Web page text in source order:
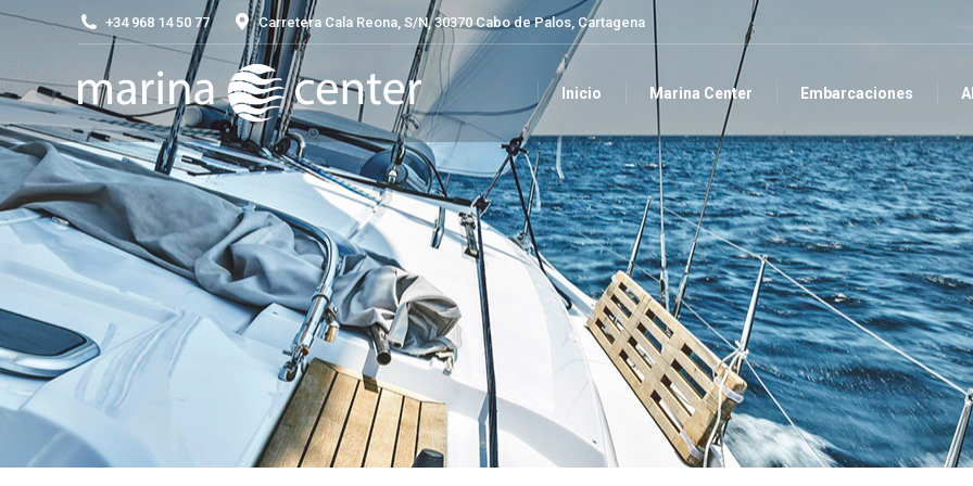
+34 968 14 50 77 Carretera Cala Reona, S/N, 30370 Cabo de Palos, Cartagena
Inicio Marina Center Embarcaciones
Inicio Marina Center